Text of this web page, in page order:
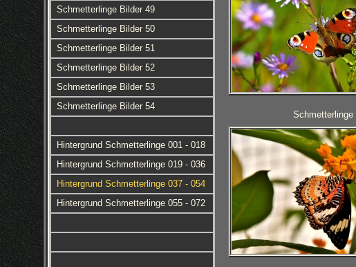
Schmetterlinge Bilder 49
Schmetterlinge Bilder 50
Schmetterlinge Bilder 51
Schmetterlinge Bilder 52
Schmetterlinge Bilder 53
Schmetterlinge Bilder 54
Hintergrund Schmetterlinge 001 - 018
Hintergrund Schmetterlinge 019 - 036
Hintergrund Schmetterlinge 037 - 054
Hintergrund Schmetterlinge 055 - 072
Schmetterlinge